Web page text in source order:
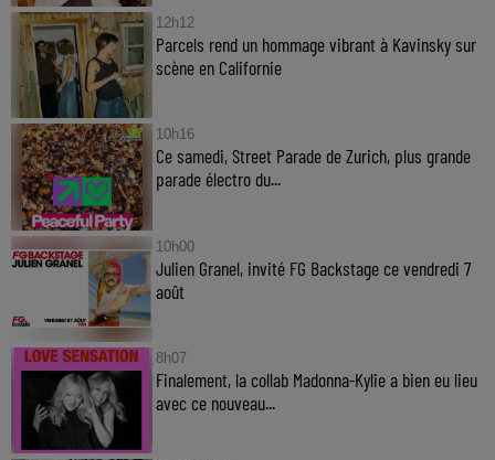
12h12
Parcels rend un hommage vibrant à Kavinsky sur
scène en Californie
10h16
Ce samedi, Street Parade de Zurich, plus grande
parade électro du...
10h00
Julien Granel, invité FG Backstage ce vendredi 7
août
8h07
Finalement, la collab Madonna-Kylie a bien eu lieu
avec ce nouveau...